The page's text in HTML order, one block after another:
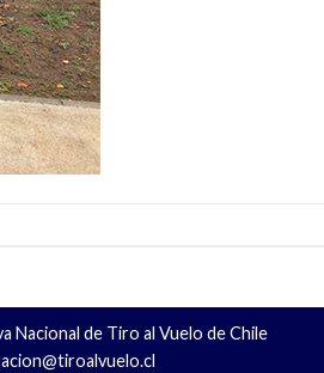
Nacional de Tiro al Vuelo de Chile